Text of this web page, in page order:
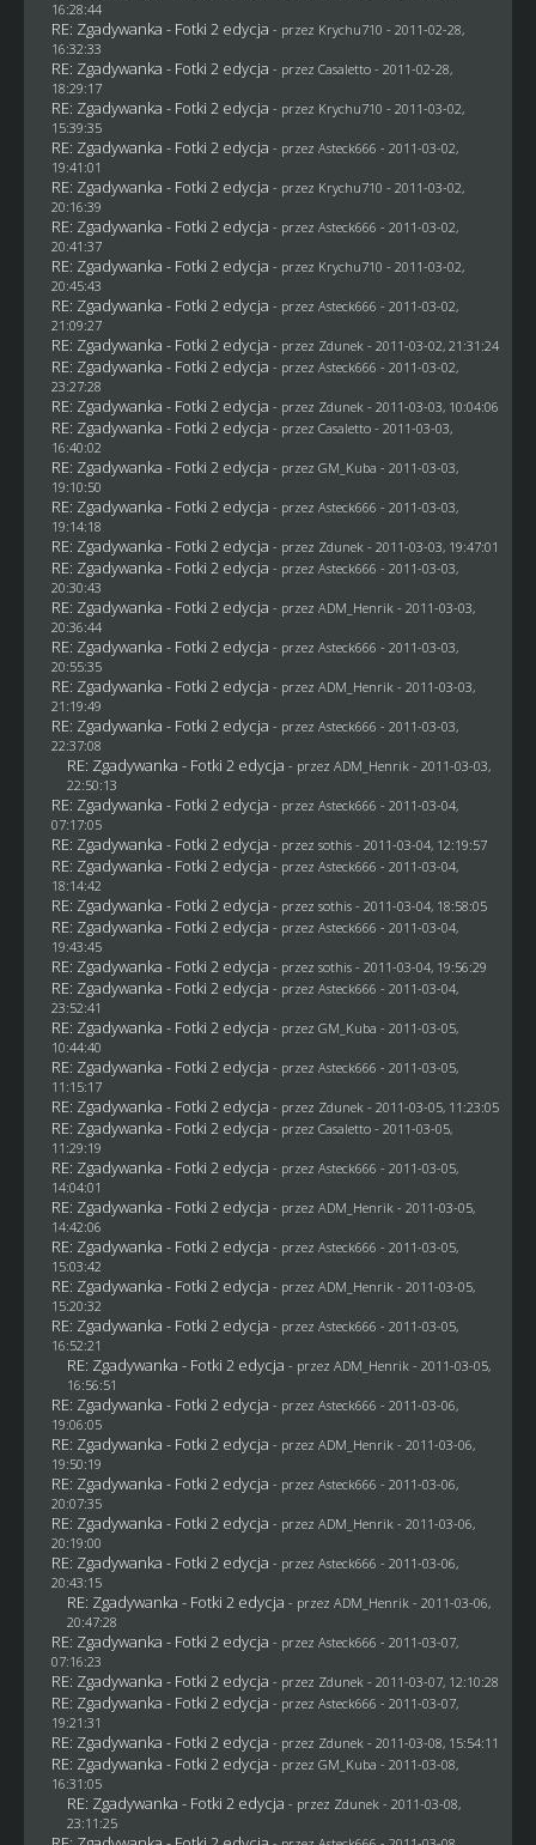
16:28:44
RE: Zgadywanka - Fotki 2 edycja - przez Krychu710 - 2011-02-28,
16:32:33
RE: Zgadywanka - Fotki 2 edycja - przez Casaletto- 2011-02-28,
18:29:17
RE: Zgadywanka - Fotki 2 edycja - przez Krychu710 - 2011-03-02,
15:39:35
RE: Zgadywanka - Fotki 2 edycja - przez Asteck666 - 2011-03-02,
19:41:01
RE: Zgadywanka - Fotki 2 edycja - przez Krychu710 - 2011-03-02,
20:16:39
RE: Zgadywanka - Fotki 2 edycja - przez Asteck666 - 2011-03-02,
20:41:37
RE: Zgadywanka - Fotki 2 edycja - przez Krychu710 - 2011-03-02,
20:45:43
RE: Zgadywanka - Fotki 2 edycja - przez Asteck666 - 2011-03-02,
21:09:27
RE: Zgadywanka - Fotki 2 edycja - przez Zdunek - 2011-03-02, 21:31:24
RE: Zgadywanka - Fotki 2 edycja - przez Asteck666 - 2011-03-02,
23:27:28
RE: Zgadywanka - Fotki 2 edycja - przez Zdunek - 2011-03-03, 10:04:06
RE: Zgadywanka - Fotki 2 edycja - przez Casaletto- 2011-03-03,
16:40:02
RE: Zgadywanka - Fotki 2 edycja - przez GM_Kuba - 2011-03-03,
19:10:50
RE: Zgadywanka - Fotki 2 edycja - przez Asteck666 - 2011-03-03,
19:14:18
RE: Zgadywanka - Fotki 2 edycja - przez Zdunek - 2011-03-03, 19:47:01
RE: Zgadywanka - Fotki 2 edycja - przez Asteck666 - 2011-03-03,
20:30:43
RE: Zgadywanka - Fotki 2 edycja - przez ADM_Henrik - 2011-03-03,
20:36:44
RE: Zgadywanka - Fotki 2 edycja - przez Asteck666 - 2011-03-03,
20:55:35
RE: Zgadywanka - Fotki 2 edycja - przez ADM_Henrik - 2011-03-03,
21:19:49
RE: Zgadywanka - Fotki 2 edycja - przez Asteck666 - 2011-03-03,
22:37:08
RE: Zgadywanka - Fotki 2 edycja - przez ADM_Henrik - 2011-03-03,
22:50:13
RE: Zgadywanka - Fotki 2 edycja - przez Asteck666 - 2011-03-04,
07:17:05
RE: Zgadywanka - Fotki 2 edycja - przez sothis- 2011-03-04, 12:19:57
RE: Zgadywanka - Fotki 2 edycja - przez Asteck666 - 2011-03-04,
18:14:42
RE: Zgadywanka - Fotki 2 edycja - przez sothis- 2011-03-04, 18:58:05
RE: Zgadywanka - Fotki 2 edycja - przez Asteck666 - 2011-03-04,
19:43:45
RE: Zgadywanka - Fotki 2 edycja - przez sothis- 2011-03-04, 19:56:29
RE: Zgadywanka - Fotki 2 edycja - przez Asteck666 - 2011-03-04,
23:52:41
RE: Zgadywanka - Fotki 2 edycja - przez GM_Kuba - 2011-03-05,
10:44:40
RE: Zgadywanka - Fotki 2 edycja - przez Asteck666 - 2011-03-05,
11:15:17
RE: Zgadywanka - Fotki 2 edycja - przez Zdunek - 2011-03-05, 11:23:05
RE: Zgadywanka - Fotki 2 edycja - przez Casaletto- 2011-03-05,
11:29:19
RE: Zgadywanka - Fotki 2 edycja - przez Asteck666 - 2011-03-05,
14:04:01
RE: Zgadywanka - Fotki 2 edycja - przez ADM_Henrik - 2011-03-05,
14:42:06
RE: Zgadywanka - Fotki 2 edycja - przez Asteck666 - 2011-03-05,
15:03:42
RE: Zgadywanka - Fotki 2 edycja - przez ADM_Henrik - 2011-03-05,
15:20:32
RE: Zgadywanka - Fotki 2 edycja - przez Asteck666 - 2011-03-05,
16:52:21
RE: Zgadywanka - Fotki 2 edycja - przez ADM_Henrik - 2011-03-05,
16:56:51
RE: Zgadywanka - Fotki 2 edycja - przez Asteck666 - 2011-03-06,
19:06:05
RE: Zgadywanka - Fotki 2 edycja - przez ADM_Henrik - 2011-03-06,
19:50:19
RE: Zgadywanka - Fotki 2 edycja - przez Asteck666 - 2011-03-06,
20:07:35
RE: Zgadywanka - Fotki 2 edycja - przez ADM_Henrik - 2011-03-06,
20:19:00
RE: Zgadywanka - Fotki 2 edycja - przez Asteck666 - 2011-03-06,
20:43:15
RE: Zgadywanka - Fotki 2 edycja - przez ADM_Henrik - 2011-03-06,
20:47:28
RE: Zgadywanka - Fotki 2 edycja - przez Asteck666 - 2011-03-07,
07:16:23
RE: Zgadywanka - Fotki 2 edycja - przez Zdunek - 2011-03-07, 12:10:28
RE: Zgadywanka - Fotki 2 edycja - przez Asteck666 - 2011-03-07,
19:21:31
RE: Zgadywanka - Fotki 2 edycja - przez Zdunek - 2011-03-08, 15:54:11
RE: Zgadywanka - Fotki 2 edycja - przez GM_Kuba - 2011-03-08,
16:31:05
RE: Zgadywanka - Fotki 2 edycja - przez Zdunek - 2011-03-08,
23:11:25